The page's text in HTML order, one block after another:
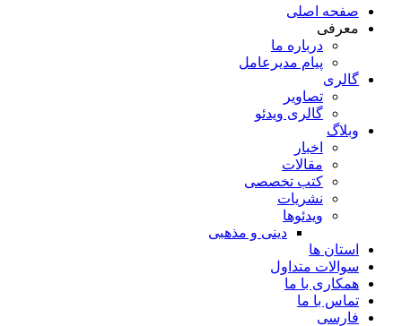
صفحه اصلی
معرفی
درباره ما
پیام مدیرعامل
گالری
تصاویر
گالری ویدئو
وبلاگ
اخبار
مقالات
کتب تخصصی
نشریات
ویدئوها
دینی و مذهبی
استان ها
سوالات متداول
همکاری با ما
تماس با ما
فارسی